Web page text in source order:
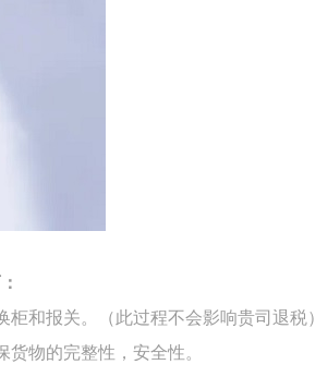
和报关。（此过程不会影响贵司退税）
物的完整性，安全性。